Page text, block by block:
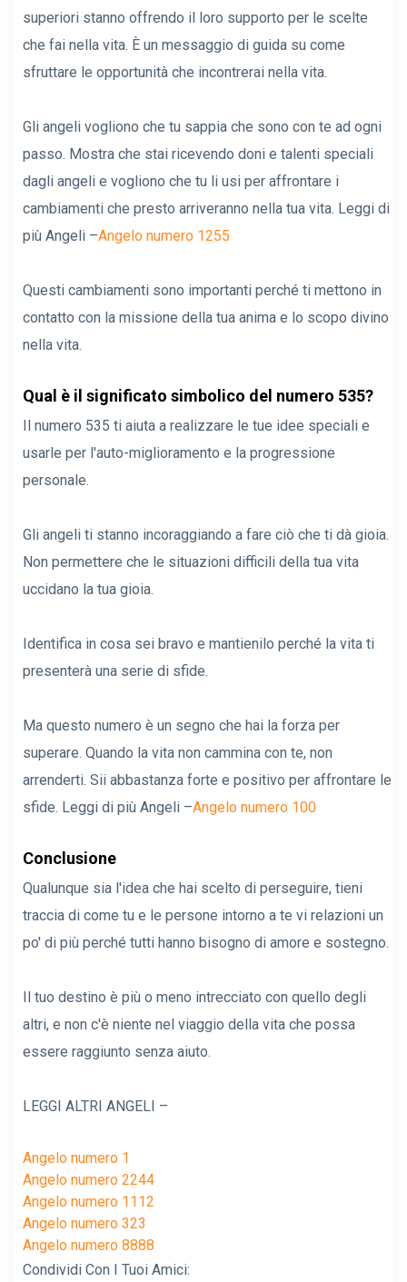
superiori stanno offrendo il loro supporto per le scelte
che fai nella vita. È un messaggio di guida su come
sfruttare le opportunità che incontrerai nella vita.
Gli angeli vogliono che tu sappia che sono con te ad ogni
passo. Mostra che stai ricevendo doni e talenti speciali
dagli angeli e vogliono che tu li usi per affrontare i
cambiamenti che presto arriveranno nella tua vita. Leggi di
più Angeli –Angelo numero 1255
Questi cambiamenti sono importanti perché ti mettono in
contatto con la missione della tua anima e lo scopo divino
nella vita.
Qual è il significato simbolico del numero 535?
Il numero 535 ti aiuta a realizzare le tue idee speciali e
usarle per l'auto-miglioramento e la progressione
personale.
Gli angeli ti stanno incoraggiando a fare ciò che ti dà gioia.
Non permettere che le situazioni difficili della tua vita
uccidano la tua gioia.
Identifica in cosa sei bravo e mantienilo perché la vita ti
presenterà una serie di sfide.
Ma questo numero è un segno che hai la forza per
superare. Quando la vita non cammina con te, non
arrenderti. Sii abbastanza forte e positivo per affrontare le
sfide. Leggi di più Angeli –Angelo numero 100
Conclusione
Qualunque sia l'idea che hai scelto di perseguire, tieni
traccia di come tu e le persone intorno a te vi relazioni un
po' di più perché tutti hanno bisogno di amore e sostegno.
Il tuo destino è più o meno intrecciato con quello degli
altri, e non c'è niente nel viaggio della vita che possa
essere raggiunto senza aiuto.
LEGGI ALTRI ANGELI –
Angelo numero 1
Angelo numero 2244
Angelo numero 1112
Angelo numero 323
Angelo numero 8888
Condividi Con I Tuoi Amici: